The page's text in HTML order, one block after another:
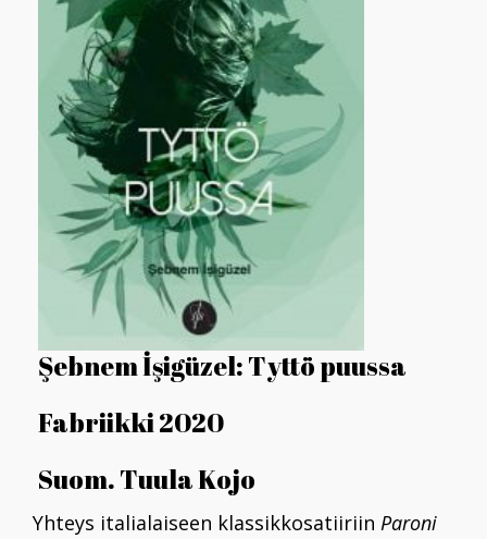
Şebnem İşigüzel: Tyttö puussa
Fabriikki 2020
Suom. Tuula Kojo
Yhteys italialaiseen klassikkosatiiriin Paroni